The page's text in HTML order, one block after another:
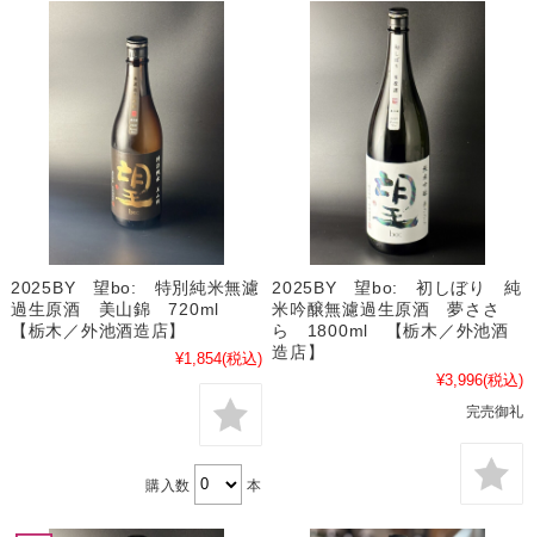
2025BY 望bo: 特別純米無濾
過生原酒 美山錦 720ml
【栃木／外池酒造店】
¥1,854(税込)
購入数 本
2025BY 望bo: 初しぼり 純
米吟醸無濾過生原酒 夢ささ
ら 1800ml 【栃木／外池酒
造店】
¥3,996(税込)
完売御礼